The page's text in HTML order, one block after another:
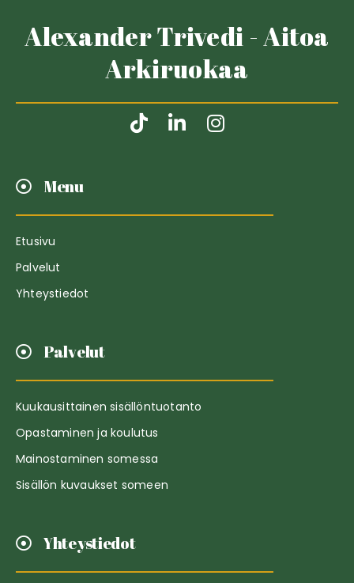
Alexander Trivedi - Aitoa
Arkiruokaa
Menu
Etusivu
Palvelut
Yhteystiedot
Palvelut
Kuukausittainen sisällöntuotanto
Opastaminen ja koulutus
Mainostaminen somessa
Sisällön kuvaukset someen
Yhteystiedot